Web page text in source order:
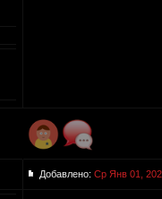
Добавлено: Ср Янв 01,